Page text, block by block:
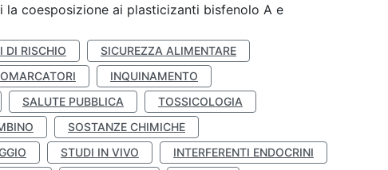
la coesposizione ai plasticizanti bisfenolo A e
DI RISCHIO
SICUREZZA ALIMENTARE
INQUINAMENTO
SALUTE PUBBLICA
TOSSICOLOGIA
SOSTANZE CHIMICHE
STUDI IN VIVO
INTERFERENTI ENDOCRINI